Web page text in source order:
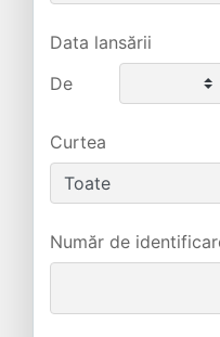
Data lansării
De
Curtea
Număr de